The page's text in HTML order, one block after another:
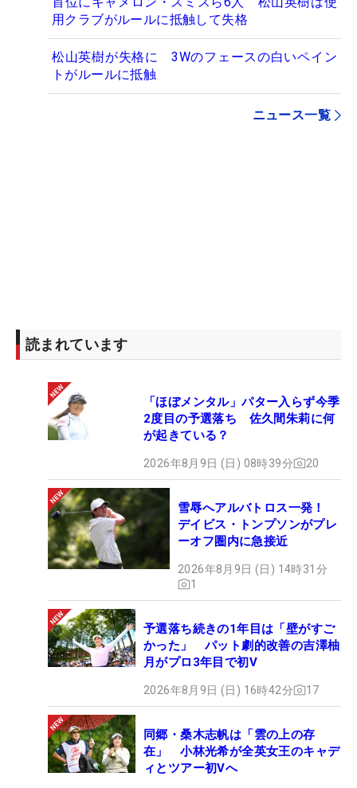
用クラブがルールに抵触して失格
松山英樹が失格に 3Wのフェースの白いペイン
トがルールに抵触
ニュース一覧
読まれています
「ほぼメンタル」パター入らず今季
2度目の予選落ち 佐久間朱莉に何
が起きている？
2026年8月9日 (日) 08時39分 20
雪辱へアルバトロス一発！
デイビス・トンプソンがプレ
ーオフ圏内に急接近
2026年8月9日 (日) 14時31分
1
予選落ち続きの1年目は「壁がすご
かった」 パット劇的改善の吉澤柚
月がプロ3年目で初V
2026年8月9日 (日) 16時42分 17
同郷・桑木志帆は「雲の上の存
在」 小林光希が全英女王のキャデ
ィとツアー初Vへ